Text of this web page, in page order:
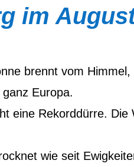
im
brennt vom
Europa.
eine Rekorddürre.
wie seit